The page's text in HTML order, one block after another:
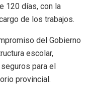
120 días, con la
de los trabajos.
del Gobierno
escolar,
para el
provincial.